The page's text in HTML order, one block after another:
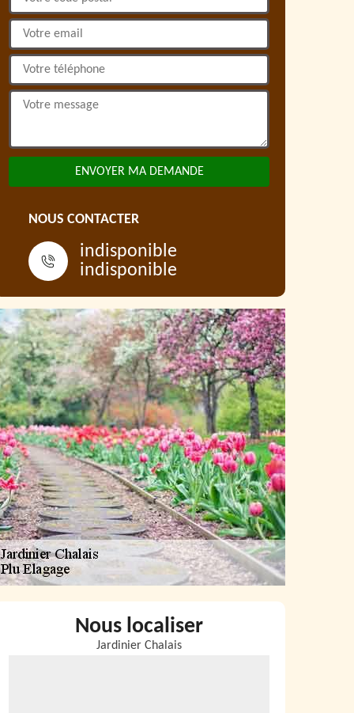
NOUS CONTACTER
indisponible
indisponible
Nous localiser
Jardinier Chalais